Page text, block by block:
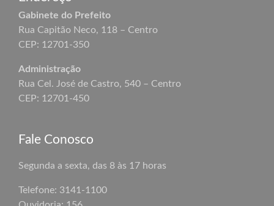
Gabinete do Prefeito
Rua Capitão Neco, 118 – Centro
CEP: 12701-350
Administração
Rua Cel. José de Castro, 540 – Centro
CEP: 12701-450
Fale Conosco
Segunda a sexta, das 8 às 17 horas
Telefone: 3141-1100